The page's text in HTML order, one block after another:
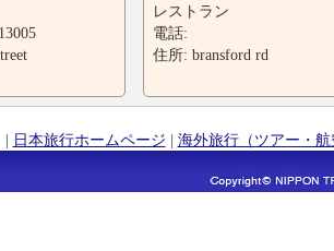
レストラン
電話:
住所: bransford rd
| 日本旅行ホームページ | 海外旅行（ツアー・航